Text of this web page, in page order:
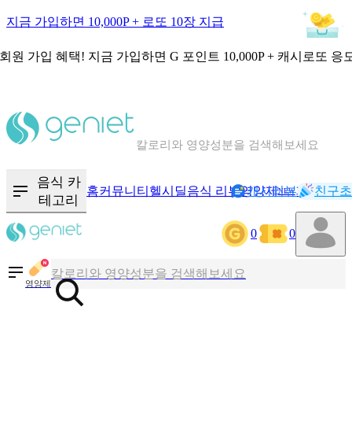
지금 가입하면 10,000P + 로또 10장 지급
원 가입 혜택! 지금 가입하면 G 포인트 10,000P + 캐시로또 응
칼로리와 영양성분을 검색해보세요
음식 카
테고리
홈커뮤니티 헬시딜음식 리뷰영양제NEW기록
캐시리뷰 친구
0 0
영양제
칼로리와 영양성분을 검색해보세요
혈당 · 다이어트 음식 검색해보세요